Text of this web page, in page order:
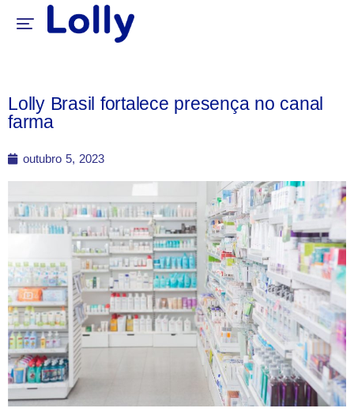
Lolly Brasil fortalece presença no canal
farma
outubro 5, 2023